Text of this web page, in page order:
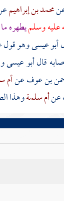
محمد بن إبراهيم
عليه وسلميطهره
أبو عيسى وهو
قال أبو
بن عوفعنأم
عنأم سلمةوهذا